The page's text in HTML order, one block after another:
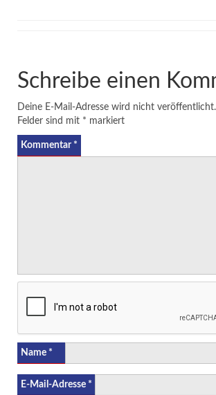
Schreibe einen
Deine E-Mail-Adresse wird nicht veröffentlicht.
Felder sind mit * markiert
Kommentar *
Name *
E-Mail-Adresse *